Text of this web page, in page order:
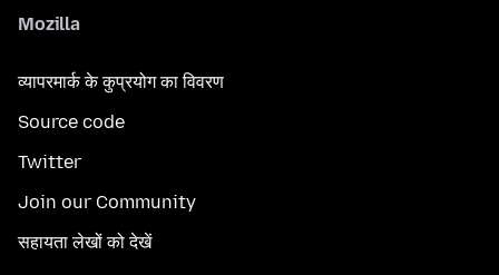
Mozilla
व्यापरमार्क के कुप्रयोग का विवरण
Source code
Twitter
Join our Community
सहायता लेखों को देखें